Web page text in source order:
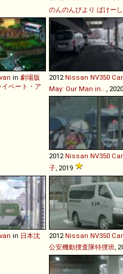
のんのんびより ばけー
in 劇場版
ベート・ア
2012Nissan NV350
May: Our Man in...,
2012Nissan NV350
子, 2019
in 日本沈
2012Nissan NV350
公安機動捜査隊特捜班,